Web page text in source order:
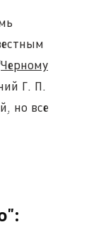
Черному
Г. П.
но все